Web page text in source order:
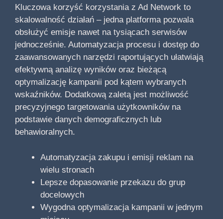
Kluczowa korzyść korzystania z Ad Network to
skalowalność działań – jedna platforma pozwala
obsłużyć emisje nawet na tysiącach serwisów
jednocześnie. Automatyzacja procesu i dostęp do
zaawansowanych narzędzi raportujących ułatwiają
efektywną analizę wyników oraz bieżącą
optymalizację kampanii pod kątem wybranych
wskaźników. Dodatkową zaletą jest możliwość
precyzyjnego targetowania użytkowników na
podstawie danych demograficznych lub
behawioralnych.
Automatyzacja zakupu i emisji reklam na
wielu stronach
Lepsze dopasowanie przekazu do grup
docelowych
Wygodna optymalizacja kampanii w jednym